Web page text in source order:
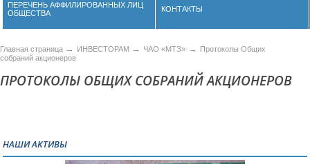
ПЕРЕЧЕНЬ АФФИЛИРОВАННЫХ ЛИЦ
ОБЩЕСТВА
КОНТАКТЫ
Главная страница → ИНВЕСТОРАМ → ЧАО «МТЗ» →
Протоколы Общих
собраний акционеров
ПРОТОКОЛЫ ОБЩИХ СОБРАНИЙ АКЦИОНЕРОВ
НАШИ АКТИВЫ